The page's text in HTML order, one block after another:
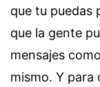
que tu puedas
que la gente
mensajes
mismo. Y para